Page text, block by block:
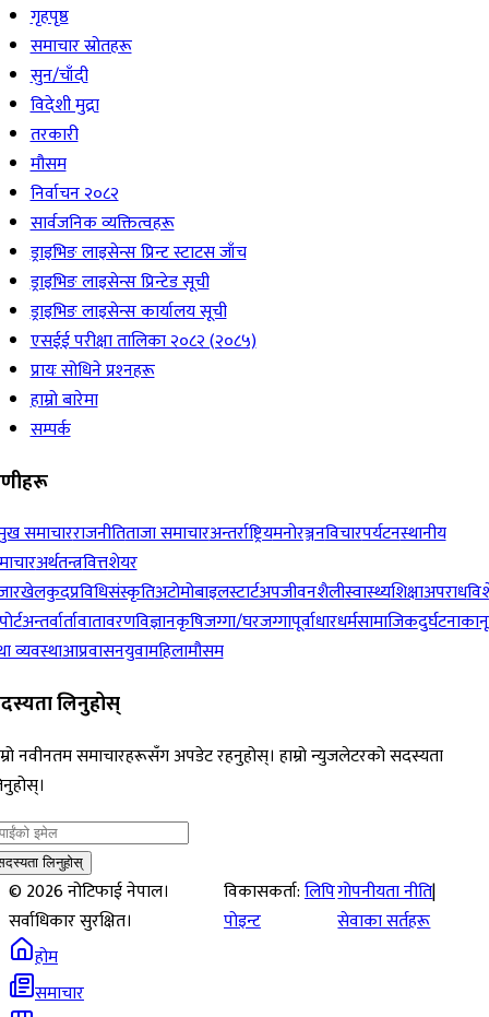
गृहपृष्ठ
समाचार स्रोतहरू
सुन/चाँदी
विदेशी मुद्रा
तरकारी
मौसम
निर्वाचन २०८२
सार्वजनिक व्यक्तित्वहरू
ड्राइभिङ लाइसेन्स प्रिन्ट स्टाटस जाँच
ड्राइभिङ लाइसेन्स प्रिन्टेड सूची
ड्राइभिङ लाइसेन्स कार्यालय सूची
एसईई परीक्षा तालिका २०८२ (२०८५)
प्रायः सोधिने प्रश्‍नहरू
हाम्रो बारेमा
सम्पर्क
समाचारराजनीतिताजा समाचारअन्तर्राष्ट्रियमनोरञ्जनविचारपर्यटनस्थानीय
अर्थतन्त्रवित्तशेयर
खेलकुदप्रविधिसंस्कृतिअटोमोबाइलस्टार्टअपजीवनशैलीस्वास्थ्यशिक्षाअपराध
अन्तर्वार्तावातावरणविज्ञानकृषिजग्गा/घरजग्गापूर्वाधारधर्मसामाजिकदुर्घटना
व्यवस्थाआप्रवासनयुवामहिलामौसम
लिनुहोस्
नवीनतम समाचारहरूसँग अपडेट रहनुहोस्। हाम्रो न्युजलेटरको सदस्यता
लिनुहोस्
©2026नोटिफाई नेपाल।
सर्वाधिकार सुरक्षित।
विकासकर्ता:लिपि
पोइन्ट
गोपनीयता नीति|
सेवाका सर्तहरू
होम
समाचार